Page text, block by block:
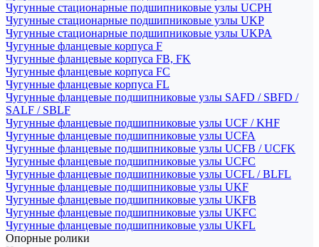
Чугунные стационарные подшипниковые узлы UCPH
Чугунные стационарные подшипниковые узлы UKP
Чугунные стационарные подшипниковые узлы UKPA
Чугунные фланцевые корпуса F
Чугунные фланцевые корпуса FB, FK
Чугунные фланцевые корпуса FC
Чугунные фланцевые корпуса FL
Чугунные фланцевые подшипниковые узлы SAFD / SBFD /
SALF / SBLF
Чугунные фланцевые подшипниковые узлы UCF / KHF
Чугунные фланцевые подшипниковые узлы UCFA
Чугунные фланцевые подшипниковые узлы UCFB / UCFK
Чугунные фланцевые подшипниковые узлы UCFC
Чугунные фланцевые подшипниковые узлы UCFL / BLFL
Чугунные фланцевые подшипниковые узлы UKF
Чугунные фланцевые подшипниковые узлы UKFB
Чугунные фланцевые подшипниковые узлы UKFC
Чугунные фланцевые подшипниковые узлы UKFL
Опорные ролики